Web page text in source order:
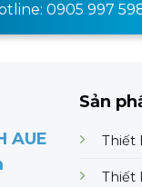
0905 997
AUE
Sản
Thiết
Thiết